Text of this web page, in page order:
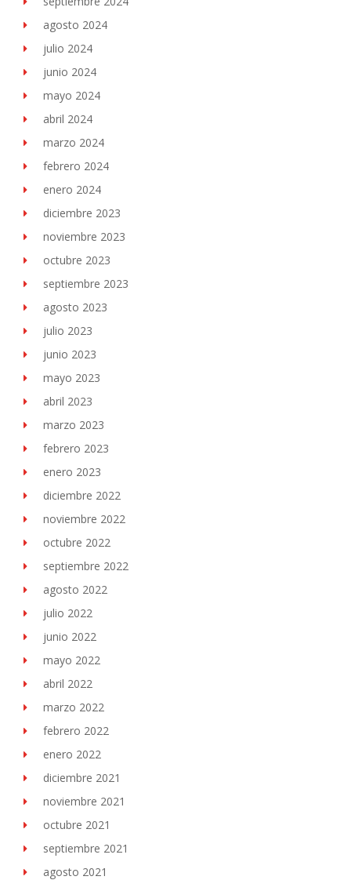
agosto 2024
julio 2024
junio 2024
mayo 2024
abril 2024
marzo 2024
febrero 2024
enero 2024
diciembre 2023
noviembre 2023
octubre 2023
septiembre 2023
agosto 2023
julio 2023
junio 2023
mayo 2023
abril 2023
marzo 2023
febrero 2023
enero 2023
diciembre 2022
noviembre 2022
octubre 2022
septiembre 2022
agosto 2022
julio 2022
junio 2022
mayo 2022
abril 2022
marzo 2022
febrero 2022
enero 2022
diciembre 2021
noviembre 2021
octubre 2021
septiembre 2021
agosto 2021